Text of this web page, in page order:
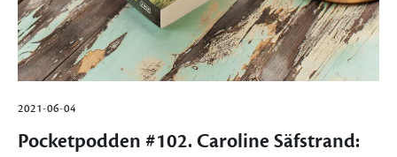
2021-06-04
Pocketpodden #102. Caroline Säfstrand: